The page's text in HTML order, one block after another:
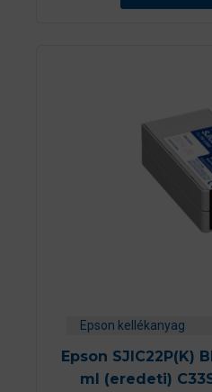
Epson kellékanyag
Epson SJIC22P(K)
ml (eredeti)